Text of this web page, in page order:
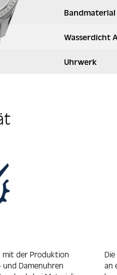
Bandmaterial
Wasserdicht
Uhrwerk
mit der Produktion
Damenuhren
an